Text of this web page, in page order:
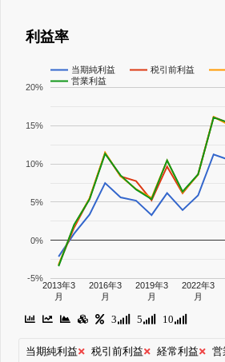
利益率
当期純利益 税引前利益
営業利益
2013年3
月
2016年3
月
2019年3
月
2022年3
月
-5%
0%
5%
10%
15%
20%
3 5 10
当期純利益 税引前利益 経常利益 営